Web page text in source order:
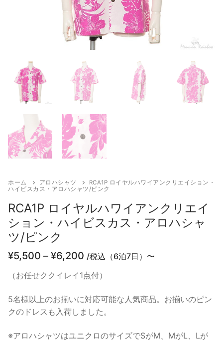
検
ホーム アロハシャツ
RCA1P ロイヤルハワイアンクリエイション・
ハイビスカス・アロハシャツ/ピンク
RCA1P ロイヤルハワイアンクリエイ
ション・ハイビスカス・アロハシャ
ツ/ピンク
¥5,500 – ¥6,200 価
帯:
–
¥6,200
/税込（6泊7日）〜
（お任せククイレイ1点付）
5名様以上のお揃いに対応可能な人気商品。お揃いのピン
クのドレスも入荷しました。
※アロハシャツはユニクロのサイズでSがM、MがL、Lが